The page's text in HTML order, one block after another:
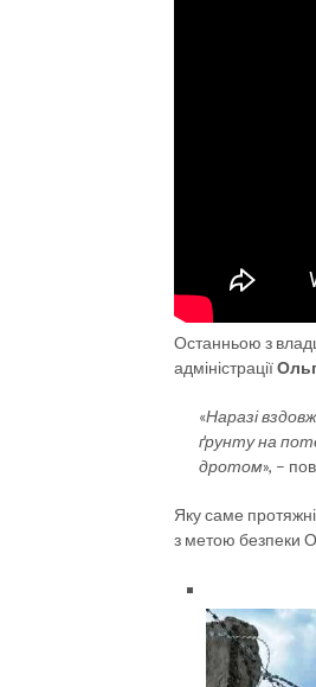
Останньою з
адміністрації
«Наразі
ґрунту на
дротом», –
Яку саме
з метою безпеки